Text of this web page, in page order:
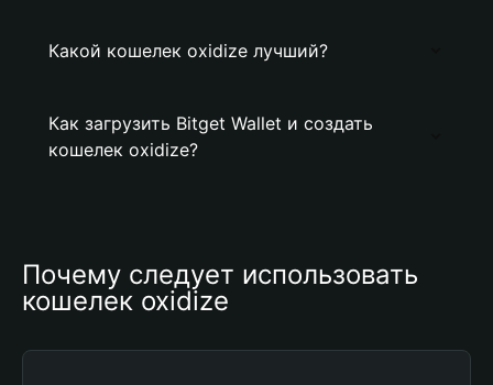
Какой кошелек oxidize лучший?
Как загрузить Bitget Wallet и создать
кошелек oxidize?
Почему следует использовать
кошелек oxidize